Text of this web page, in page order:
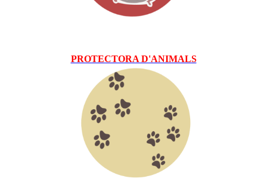
PROTECTORA D'ANIMALS